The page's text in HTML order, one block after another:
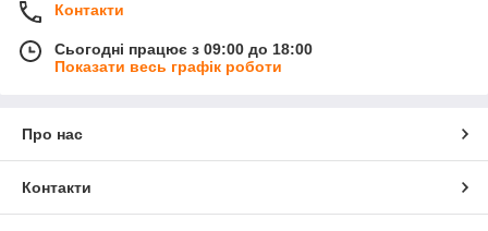
Контакти
Сьогодні працює з 09:00 до 18:00
Показати весь графік роботи
Про нас
Контакти